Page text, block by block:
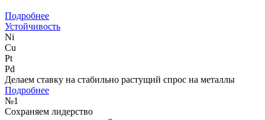
Подробнее
Устойчивость
Ni
Cu
Pt
Pd
Делаем ставку на стабильно растущий спрос на металлы
Подробнее
№1
Сохраняем лидерство